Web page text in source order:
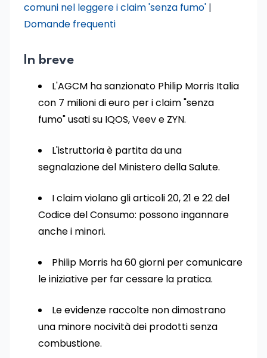
comuni nel leggere i claim 'senza fumo' |
Domande frequenti
In breve
L'AGCM ha sanzionato Philip Morris Italia
con 7 milioni di euro per i claim "senza
fumo" usati su IQOS, Veev e ZYN.
L'istruttoria è partita da una
segnalazione del Ministero della Salute.
I claim violano gli articoli 20, 21 e 22 del
Codice del Consumo: possono ingannare
anche i minori.
Philip Morris ha 60 giorni per comunicare
le iniziative per far cessare la pratica.
Le evidenze raccolte non dimostrano
una minore nocività dei prodotti senza
combustione.